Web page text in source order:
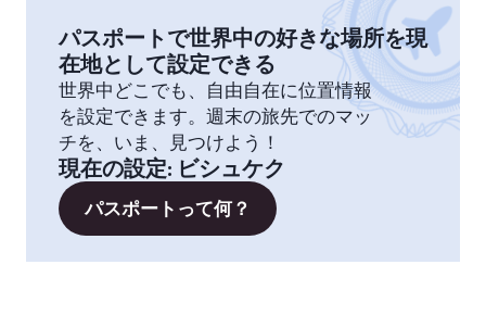
パスポートで世界中の好きな場所を現
在地として設定できる
世界中どこでも、自由自在に位置情報
を設定できます。週末の旅先でのマッ
チを、いま、見つけよう！
現在の設定: ビシュケク
パスポートって何？